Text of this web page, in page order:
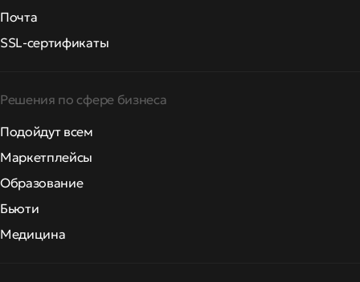
Почта
SSL-сертификаты
Решения по сфере бизнеса
Подойдут всем
Маркетплейсы
Образование
Бьюти
Медицина